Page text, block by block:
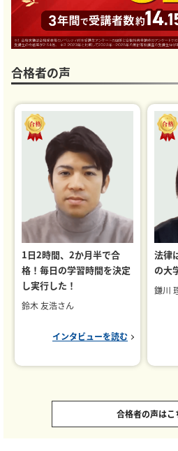
合格者の声
1日2時間、2か月半で合
格！毎日の学習時間を決定
し実行した！
鈴木 友浩さん
インタビューを読む
法律
の大
鎌川
合格者の声はこ